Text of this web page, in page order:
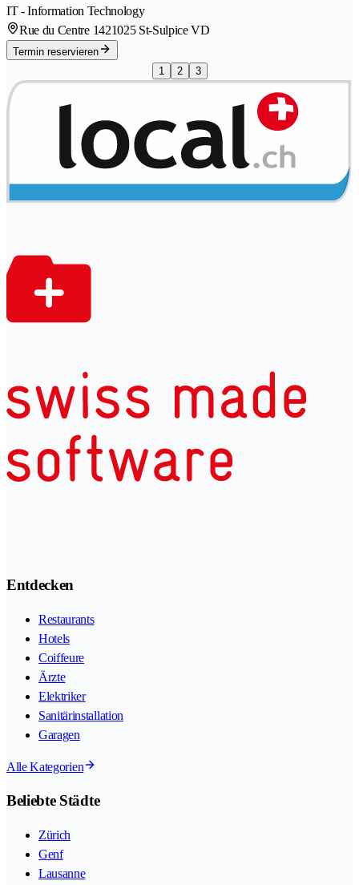
IT - Information Technology
Rue du Centre 1421025 St-Sulpice VD
Termin reservieren
1
2 3
Entdecken
Restaurants
Hotels
Coiffeure
Ärzte
Elektriker
Sanitärinstallation
Garagen
Alle Kategorien
Beliebte Städte
Zürich
Genf
Lausanne